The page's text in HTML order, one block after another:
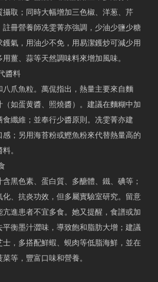
取；同時大幅增加三色椒、洋葱、芹
冊營養師冼雯菁亦強調，少油少鹽少糖
氣，用油少不免，用易潔鑊炒可減少用
薑、蒜等天然調味料來增加風味。
醬料
爪魚粒。萬侃指出，熱量主要來自麵
如蛋黄醬、照燒醬）。建議在麵糊中加
食纖維；並奉行少醬原則。冼雯菁亦建
；另用海苔粉或鰹魚粉來代替熱量高的
。
黑色素、蛋白質、多醣體、鐵、碘等；
、抗炎功效，但多屬實驗室研究。留意
進患者不宜多食。她又提醒，食譜或加
平衡墨汁澀味，導致飽和脂肪大增；建議
，多搭配鮮蝦、蜆肉等低脂海鮮，並在
等，豐富口味和營養。